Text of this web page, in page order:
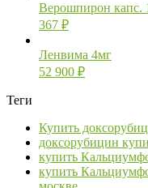
Верошпирон капс.
367 ₽
Ленвима 4мг
52 900 ₽
Теги
Купить
доксорубицин
купить
купить